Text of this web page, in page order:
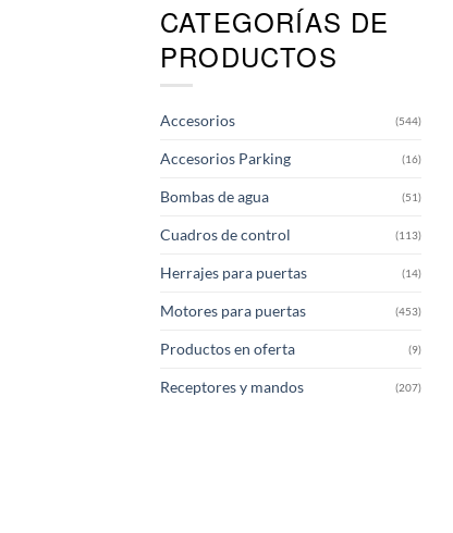
CATEGORÍAS DE
PRODUCTOS
Accesorios (544)
Accesorios Parking (16)
Bombas de agua (51)
Cuadros de control (113)
Herrajes para puertas (14)
Motores para puertas (453)
Productos en oferta (9)
Receptores y mandos (207)